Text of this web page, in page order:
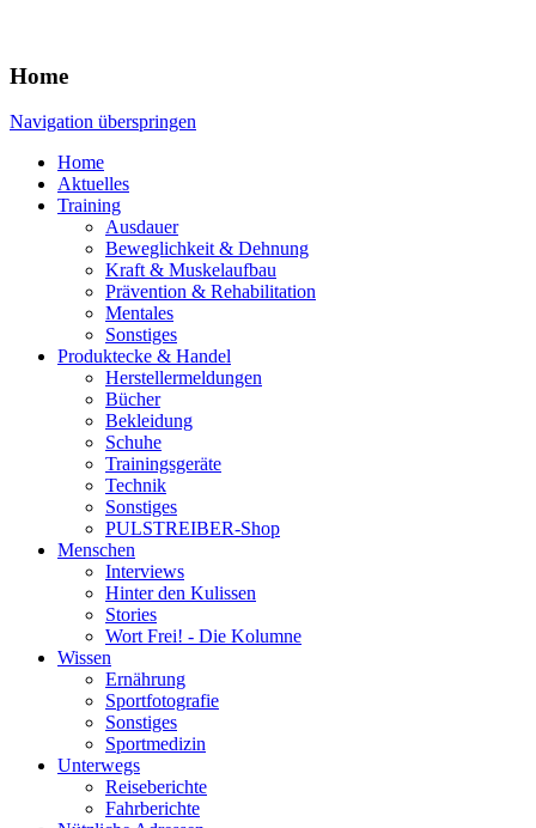
Home
Navigation überspringen
Home
Aktuelles
Training
Ausdauer
Beweglichkeit & Dehnung
Kraft & Muskelaufbau
Prävention & Rehabilitation
Mentales
Sonstiges
Produktecke & Handel
Herstellermeldungen
Bücher
Bekleidung
Schuhe
Trainingsgeräte
Technik
Sonstiges
PULSTREIBER-Shop
Menschen
Interviews
Hinter den Kulissen
Stories
Wort Frei! - Die Kolumne
Wissen
Ernährung
Sportfotografie
Sonstiges
Sportmedizin
Unterwegs
Reiseberichte
Fahrberichte